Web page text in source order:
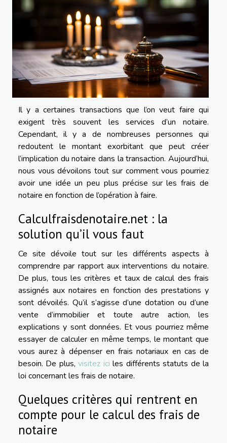
Il y a certaines transactions que l’on veut faire qui
exigent très souvent les services d’un notaire.
Cependant, il y a de nombreuses personnes qui
redoutent le montant exorbitant que peut créer
l’implication du notaire dans la transaction. Aujourd’hui,
nous vous dévoilons tout sur comment vous pourriez
avoir une idée un peu plus précise sur les frais de
notaire en fonction de l’opération à faire.
Calculfraisdenotaire.net : la
solution qu’il vous faut
Ce site dévoile tout sur les différents aspects à
comprendre par rapport aux interventions du notaire.
De plus, tous les critères et taux de calcul des frais
assignés aux notaires en fonction des prestations y
sont dévoilés. Qu’il s’agisse d’une dotation ou d’une
vente d’immobilier et toute autre action, les
explications y sont données. Et vous pourriez même
essayer de calculer en même temps, le montant que
vous aurez à dépenser en frais notariaux en cas de
besoin. De plus,visitez ici les différents statuts de la
loi concernant les frais de notaire.
Quelques critères qui rentrent en
compte pour le calcul des frais de
notaire